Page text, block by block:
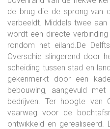
de brug die de sprong van
verbeeldt. Middels twee
wordt een directe
rondom het eiland.De
Overschie slingerend door
scheiding tussen stad en
gekenmerkt door een
bebouwing, aangevuld
bedrijven. Ter hoogte van
vaarweg voor de
ontwikkeld en gerealiseerd.